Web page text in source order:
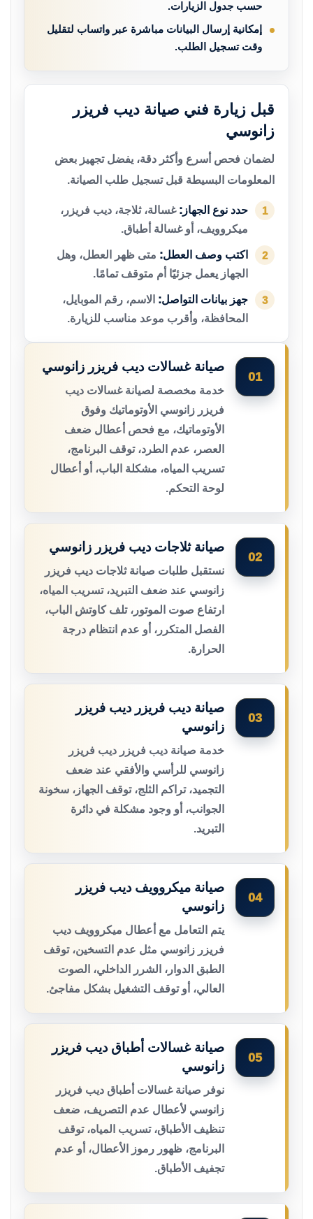
حسب جدول الزيارات.
إمكانية إرسال البيانات مباشرة عبر واتساب لتقليل
وقت تسجيل الطلب.
قبل زيارة فني صيانة ديب فريزر
زانوسي
لضمان فحص أسرع وأكثر دقة، يفضل تجهيز بعض
المعلومات البسيطة قبل تسجيل طلب الصيانة.
1 حدد نوع الجهاز: غسالة، ثلاجة، ديب فريزر،
ميكروويف، أو غسالة أطباق.
2 اكتب وصف العطل: متى ظهر العطل، وهل
الجهاز يعمل جزئيًا أم متوقف تمامًا.
3 جهز بيانات التواصل: الاسم، رقم الموبايل،
المحافظة، وأقرب موعد مناسب للزيارة.
01
صيانة غسالات ديب فريزر زانوسي
خدمة مخصصة لصيانة غسالات ديب
فريزر زانوسي الأوتوماتيك وفوق
الأوتوماتيك، مع فحص أعطال ضعف
العصر، عدم الطرد، توقف البرنامج،
تسريب المياه، مشكلة الباب، أو أعطال
لوحة التحكم.
02
صيانة ثلاجات ديب فريزر زانوسي
نستقبل طلبات صيانة ثلاجات ديب فريزر
زانوسي عند ضعف التبريد، تسريب المياه،
ارتفاع صوت الموتور، تلف كاوتش الباب،
الفصل المتكرر، أو عدم انتظام درجة
الحرارة.
03
صيانة ديب فريزر ديب فريزر
زانوسي
خدمة صيانة ديب فريزر ديب فريزر
زانوسي للرأسي والأفقي عند ضعف
التجميد، تراكم الثلج، توقف الجهاز، سخونة
الجوانب، أو وجود مشكلة في دائرة
التبريد.
04
صيانة ميكروويف ديب فريزر
زانوسي
يتم التعامل مع أعطال ميكروويف ديب
فريزر زانوسي مثل عدم التسخين، توقف
الطبق الدوار، الشرر الداخلي، الصوت
العالي، أو توقف التشغيل بشكل مفاجئ.
05
صيانة غسالات أطباق ديب فريزر
زانوسي
نوفر صيانة غسالات أطباق ديب فريزر
زانوسي لأعطال عدم التصريف، ضعف
تنظيف الأطباق، تسريب المياه، توقف
البرنامج، ظهور رموز الأعطال، أو عدم
تجفيف الأطباق.